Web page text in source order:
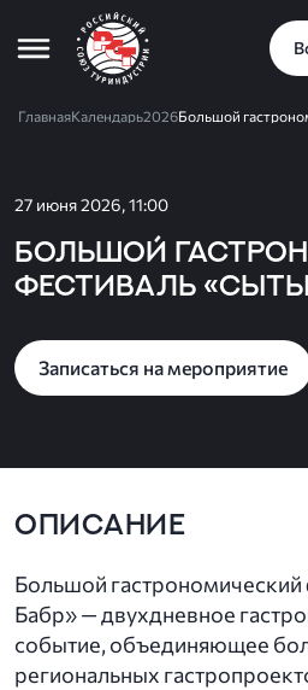
ГлавнаяКалендарь2026Большой
27 июня 2026, 11:00
Большой
фестиваль
Записаться на мероприятие
ОПИСАНИЕ
Большой
Бабр» — двухдневное
событие, объединяющее
региональных